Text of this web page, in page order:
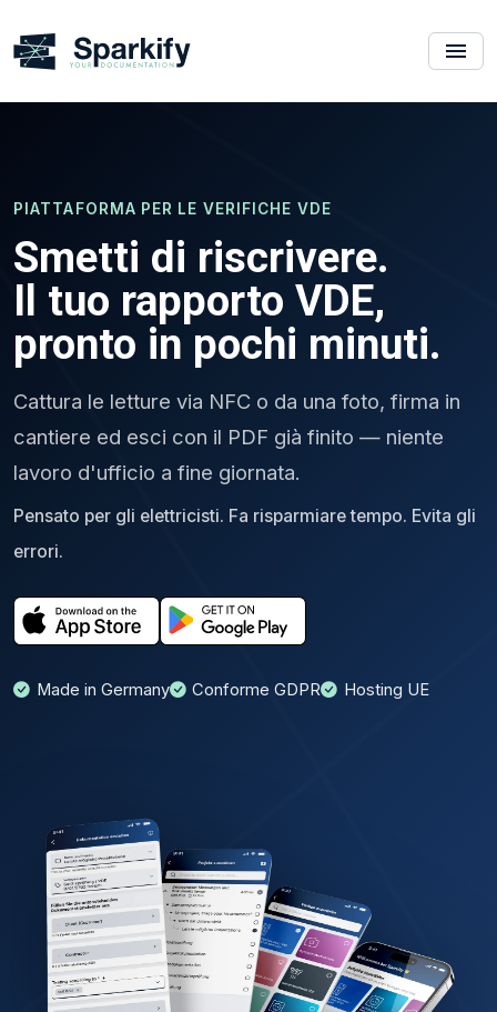
PIATTAFORMA PER LE VERIFICHE VDE
Smetti di riscrivere.
Il tuo rapporto VDE,
pronto in pochi minuti.
Cattura le letture via NFC o da una foto, firma in
cantiere ed esci con il PDF già finito — niente
lavoro d'ufficio a fine giornata.
Pensato per gli elettricisti. Fa risparmiare tempo. Evita gli
errori.
Made in Germany Conforme GDPR Hosting UE